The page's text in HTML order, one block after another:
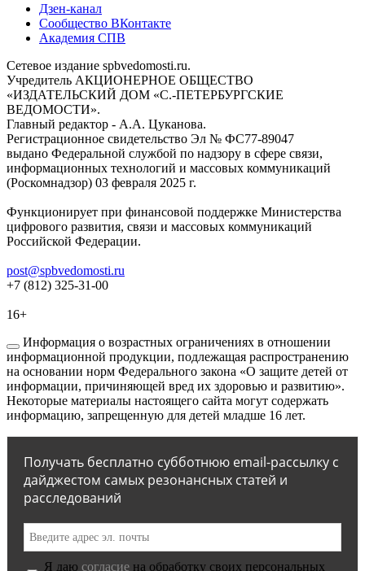
Дзен-канал
Сообщество ВКонтакте
Академия СПВ
Сетевое издание spbvedomosti.ru.
Учредитель АКЦИОНЕРНОЕ ОБЩЕСТВО
«ИЗДАТЕЛЬСКИЙ ДОМ «С.-ПЕТЕРБУРГСКИЕ
ВЕДОМОСТИ».
Главный редактор - А.А. Цуканова.
Регистрационное свидетельство Эл № ФС77-89047
выдано Федеральной службой по надзору в сфере связи,
информационных технологий и массовых коммуникаций
(Роскомнадзор) 03 февраля 2025 г.
Функционирует при финансовой поддержке Министерства
цифрового развития, связи и массовых коммуникаций
Российской Федерации.
post@spbvedomosti.ru
+7 (812) 325-31-00
16+
Информация о возрастных ограничениях в отношении
информационной продукции, подлежащая распространению
на основании норм Федерального закона «О защите детей от
информации, причиняющей вред их здоровью и развитию».
Некоторые материалы настоящего сайта могут содержать
информацию, запрещенную для детей младше 16 лет.
Получать бесплатно субботнюю email-рассылку с
дайджестом самых резонансных статей и
расследований
Я даю согласие на обработку своих персональных